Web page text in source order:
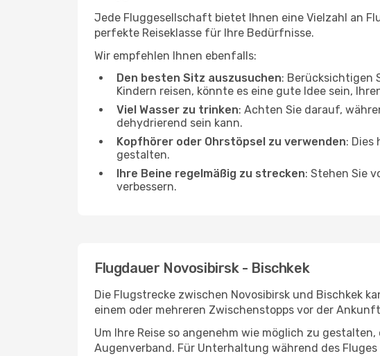
Jede Fluggesellschaft bietet Ihnen eine Vielzahl an
perfekte Reiseklasse für Ihre Bedürfnisse.
Wir empfehlen Ihnen ebenfalls:
Den besten Sitz auszusuchen: Berücksichtigen
Kindern reisen, könnte es eine gute Idee sein,
Viel Wasser zu trinken: Achten Sie darauf,
dehydrierend sein kann.
Kopfhörer oder Ohrstöpsel zu verwenden: Dies
gestalten.
Ihre Beine regelmäßig zu strecken: Stehen Sie
verbessern.
Flugdauer Novosibirsk - Bischkek
Die Flugstrecke zwischen Novosibirsk und Bischkek
einem oder mehreren Zwischenstopps vor der
Um Ihre Reise so angenehm wie möglich zu
Augenverband. Für Unterhaltung während des